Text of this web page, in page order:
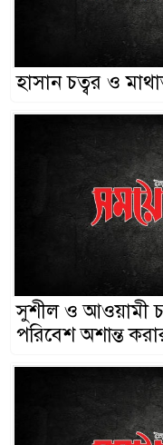
হাসান চত্বর ও
সুশীল ও আওয়ামী
পরিবেশ অশান্ত